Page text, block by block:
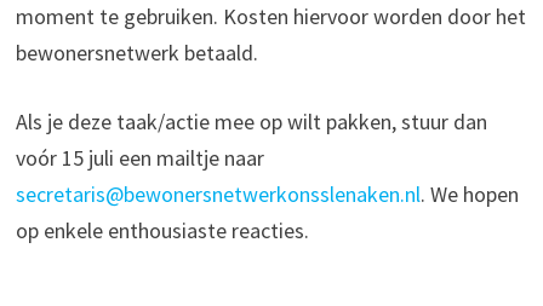
moment te gebruiken. Kosten hiervoor worden door het
bewonersnetwerk betaald.
Als je deze taak/actie mee op wilt pakken, stuur dan
voór 15 juli een mailtje naar
secretaris@bewonersnetwerkonsslenaken.nl. We hopen
op enkele enthousiaste reacties.